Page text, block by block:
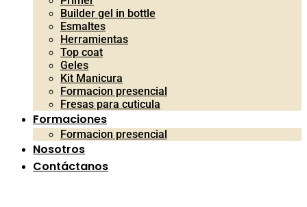
Builder gel in bottle
Esmaltes
Herramientas
Top coat
Geles
Kit Manicura
Formacion presencial
Fresas para cuticula
Formaciones
Formacion presencial
Nosotros
Contáctanos